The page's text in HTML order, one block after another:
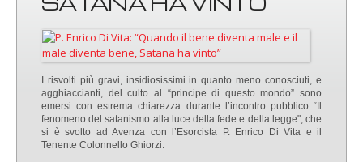
I risvolti più gravi, insidiosissimi in quanto meno conosciuti, e
agghiaccianti, del culto al “principe di questo mondo” sono
emersi con estrema chiarezza durante l’incontro pubblico “Il
fenomeno del satanismo alla luce della fede e della legge", che
si è svolto ad Avenza con l’Esorcista P. Enrico Di Vita e il
Tenente Colonnello Ghiorzi.